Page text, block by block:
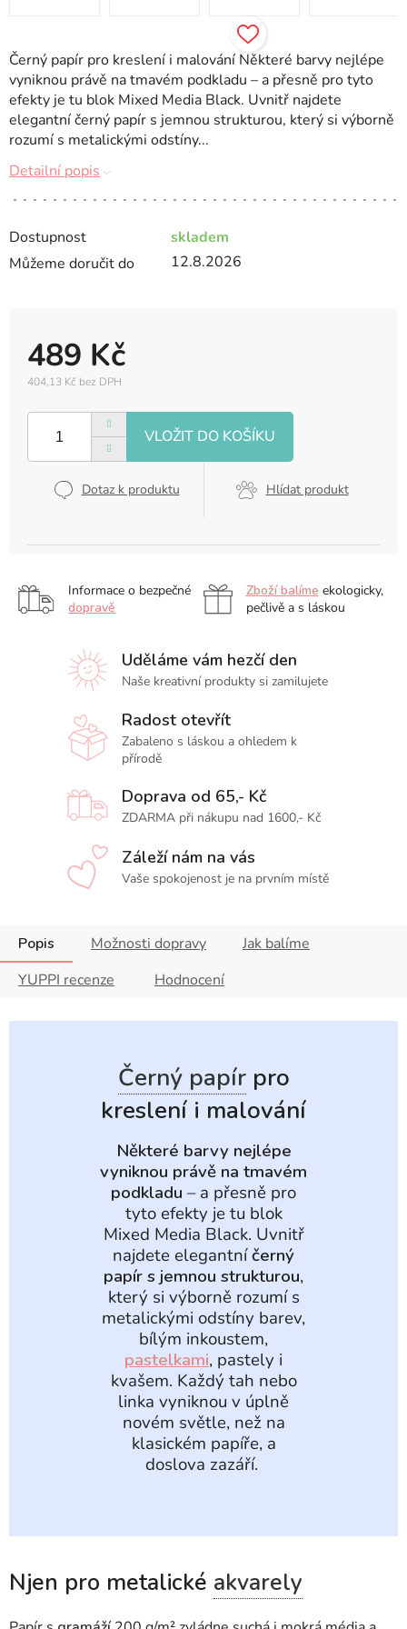
Dostupnost
skladem
Můžeme doručit do
12.8.2026
489 Kč
404,13 Kč bez DPH
cena:
Dotaz k produktu Hlídat produkt
Černý papír pro kreslení i malování Některé barvy nejlépe
vyniknou právě na tmavém podkladu – a přesně pro tyto
efekty je tu blok Mixed Media Black. Uvnitř najdete
elegantní černý papír s jemnou strukturou, který si výborně
rozumí s metalickými odstíny...
Detailní popis
Informace o bezpečné
dopravě
Zboží balíme ekologicky,
pečlivě a s láskou
Uděláme vám hezčí den
Naše kreativní produkty si zamilujete
Radost otevřít
Zabaleno s láskou a ohledem k
přírodě
Doprava od 65,- Kč
ZDARMA při nákupu nad 1600,- Kč
Záleží nám na vás
Vaše spokojenost je na prvním místě
Popis Možnosti dopravy
Jak balíme
YUPPI recenze
Hodnocení
Černý papírpro
kreslení i malování
Některé barvy nejlépe
vyniknou právě na tmavém
podkladu – a přesně pro
tyto efekty je tu blok
Mixed Media Black. Uvnitř
najdete elegantníčerný
papír s jemnou strukturou,
který si výborně rozumí s
metalickými odstíny barev,
bílým inkoustem,
pastelkami, pastely i
kvašem. Každý tah nebo
linka vyniknou v úplně
novém světle, než na
klasickém papíře, a
doslova zazáří.
Njen pro metalické akvarely